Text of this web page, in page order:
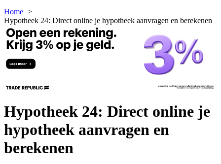
Home
Hypotheek 24: Direct online je hypotheek aanvragen en berekenen
Hypotheek 24: Direct online je
hypotheek aanvragen en
berekenen